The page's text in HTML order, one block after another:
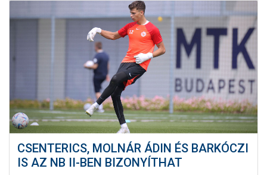
CSENTERICS, MOLNÁR ÁDIN ÉS BARKÓCZI
IS AZ NB II-BEN BIZONYÍTHAT